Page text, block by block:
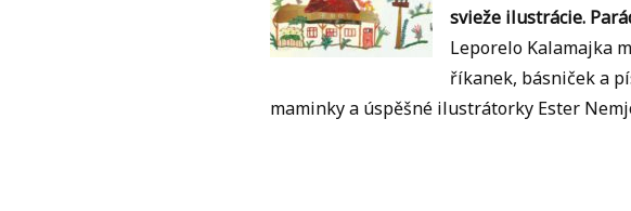
svieže ilustrácie.
Leporelo Kalamajka
říkanek, básniček a
maminky a úspěšné ilustrátorky Ester